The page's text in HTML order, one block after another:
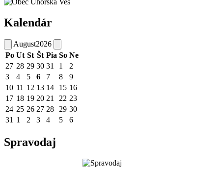
Kalendár
August2026
Po Ut St Št Pia So Ne
27 28 29 30 31 1
2
3
4 5 6 7 8
9
10 11 12 13 14 15 16
17 18 19 20 21 22 23
24 25 26 27 28 29 30
31 1 2 3 4 5 6
Spravodaj